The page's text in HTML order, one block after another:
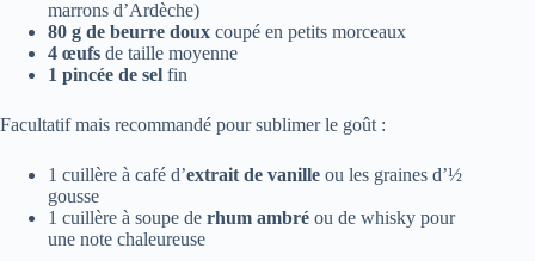
marrons d’Ardèche)
80 g de beurre doux coupé en petits morceaux
4 œufs de taille moyenne
1 pincée de sel fin
Facultatif mais recommandé pour sublimer le goût :
1 cuillère à café d’extrait de vanille ou les graines d’½
gousse
1 cuillère à soupe de rhum ambré ou de whisky pour
une note chaleureuse